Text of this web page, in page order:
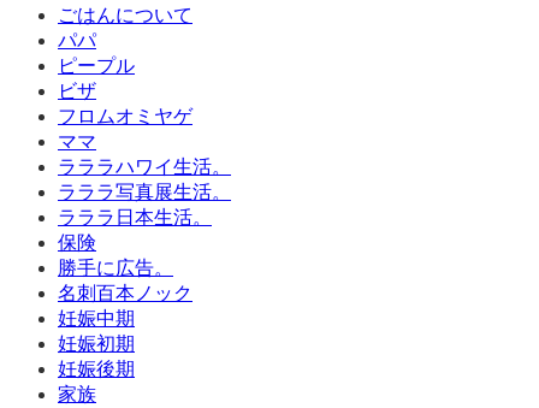
ごはんについて
パパ
ピープル
ビザ
フロムオミヤゲ
ママ
ラララハワイ生活。
ラララ写真展生活。
ラララ日本生活。
保険
勝手に広告。
名刺百本ノック
妊娠中期
妊娠初期
妊娠後期
家族